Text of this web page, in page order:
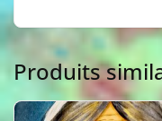
Produits